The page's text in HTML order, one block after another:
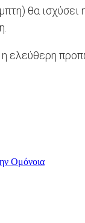
θα ισχύσει
ελεύθερη
Ομόνοια